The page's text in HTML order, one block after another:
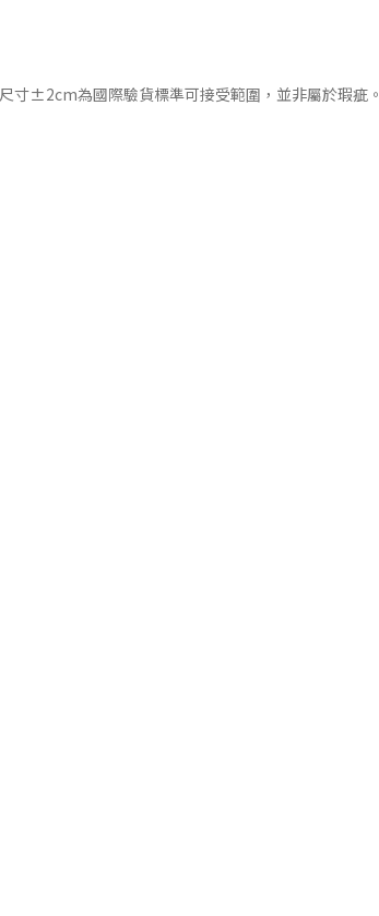
寸±2cm為國際驗貨標準可接受範圍，並非屬於瑕疵。